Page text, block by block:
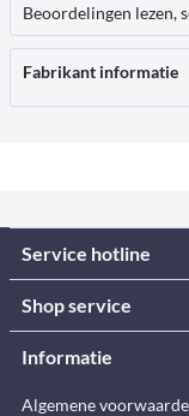
Beoordelingen lezen,
Fabrikant informatie
Service hotline
Shop service
Informatie
Algemene